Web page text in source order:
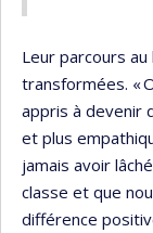
Leur parcours
transformées. «
appris à devenir
et plus
jamais avoir
classe et que
différence